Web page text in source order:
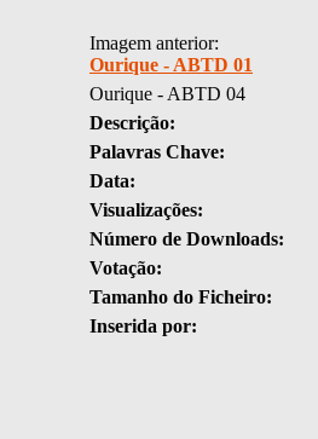
Imagem anterior:
Ourique - ABTD 01
Ourique - ABTD 04
Descrição:
Palavras Chave:
Data:
Visualizações:
Número de Downloads:
Votação:
Tamanho do Ficheiro:
Inserida por: